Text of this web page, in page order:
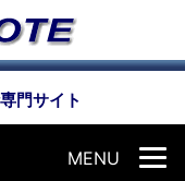
門サイト
MENU